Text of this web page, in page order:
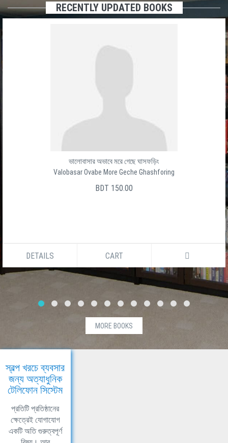
RECENTLY UPDATED BOOKS
ভালোবাসার অভাবে মরে গেছে ঘাসফড়িং
Valobasar Ovabe More Geche Ghashforing
BDT 150.00
DETAILS CART
MORE BOOKS
স্বল্প খরচে ব্যবসার
জন্য অত্যাধুনিক
টেলিফোন সিস্টেম
প্রতিটি প্রতিষ্ঠানের
ক্ষেত্রেই যোগাযোগ
একটি অতি গুরুত্বপূর্ণ